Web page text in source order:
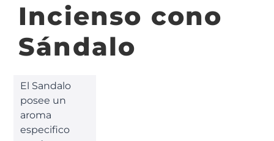
Incienso cono
Sándalo
El Sandalo
posee un
aroma
especifico